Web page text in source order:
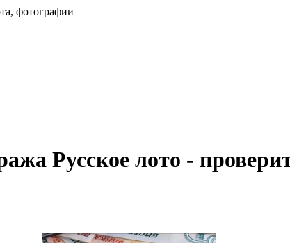
фотографии
Русское лото -